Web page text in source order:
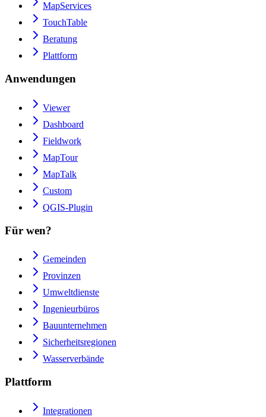
MapServices
TouchTable
Beratung
Plattform
Anwendungen
Viewer
Dashboard
Fieldwork
MapTour
MapTalk
Custom
QGIS-Plugin
Für wen?
Gemeinden
Provinzen
Umweltdienste
Ingenieurbüros
Bauunternehmen
Sicherheitsregionen
Wasserverbände
Plattform
Integrationen